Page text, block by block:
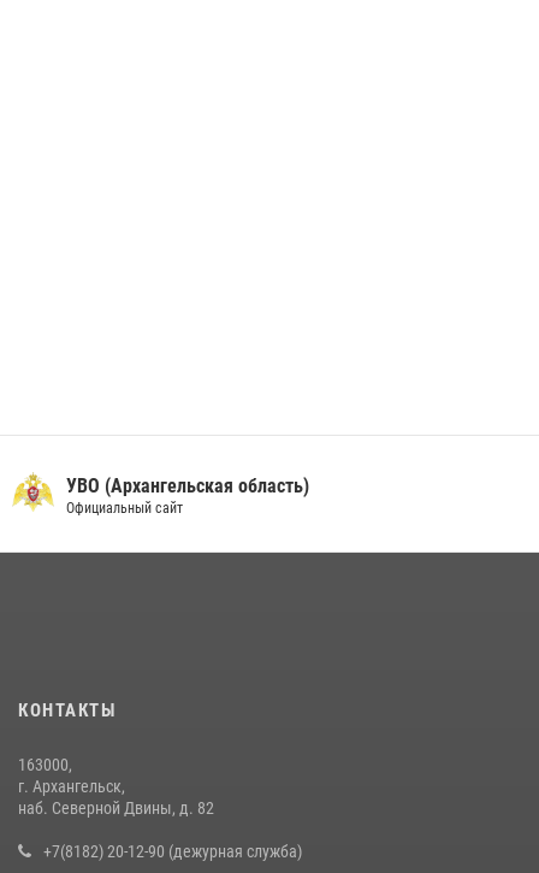
УВО (Архангельская область)
Официальный сайт
КОНТАКТЫ
163000,
г. Архангельск,
наб. Северной Двины, д. 82
+7(8182) 20-12-90 (дежурная служба)